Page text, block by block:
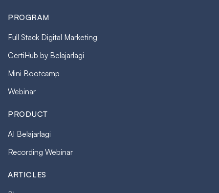
PROGRAM
Full Stack Digital Marketing
CertiHub by Belajarlagi
Mini Bootcamp
Webinar
PRODUCT
AI Belajarlagi
Recording Webinar
ARTICLES